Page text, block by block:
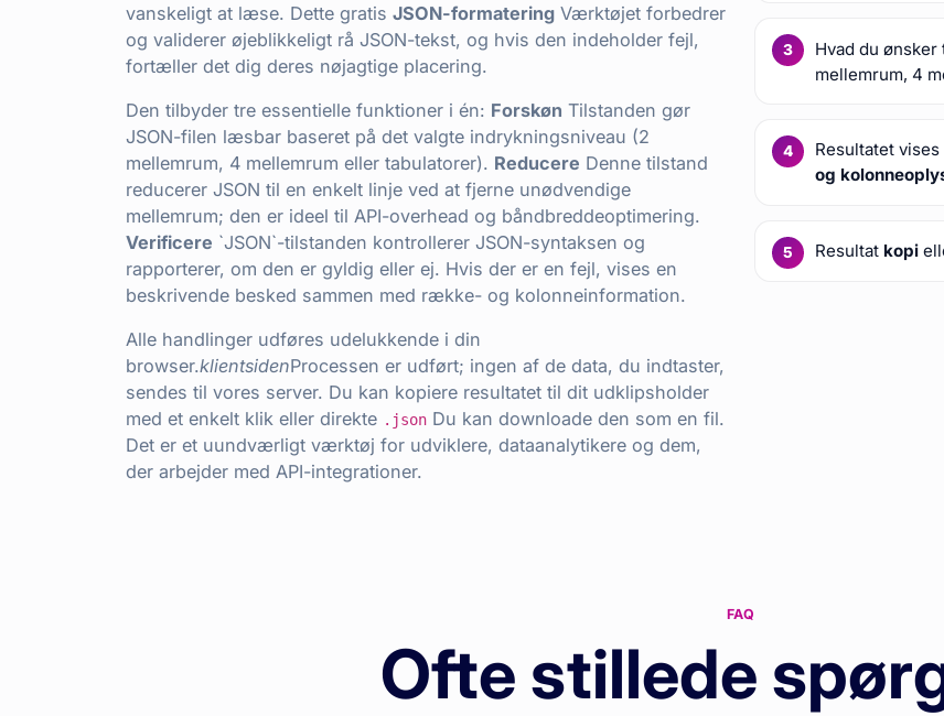
vanskeligt at læse. Dette gratis JSON-formatering Værktøjet forbedrer
og validerer øjeblikkeligt rå JSON-tekst, og hvis den indeholder fejl,
fortæller det dig deres nøjagtige placering.
Den tilbyder tre essentielle funktioner i én: Forskøn Tilstanden gør
JSON-filen læsbar baseret på det valgte indrykningsniveau (2
mellemrum, 4 mellemrum eller tabulatorer). Reducere Denne tilstand
reducerer JSON til en enkelt linje ved at fjerne unødvendige
mellemrum; den er ideel til API-overhead og båndbreddeoptimering.
Verificere `JSON`-tilstanden kontrollerer JSON-syntaksen og
rapporterer, om den er gyldig eller ej. Hvis der er en fejl, vises en
beskrivende besked sammen med række- og kolonneinformation.
Alle handlinger udføres udelukkende i din
browser.klientsidenProcessen er udført; ingen af de data, du indtaster,
sendes til vores server. Du kan kopiere resultatet til dit udklipsholder
med et enkelt klik eller direkte .json Du kan downloade den som en fil.
Det er et uundværligt værktøj for udviklere, dataanalytikere og dem,
der arbejder med API-integrationer.
Hvad du
mellemrum, 4
Resultatet
og
Resultat kopi
FAQ
Ofte stillede